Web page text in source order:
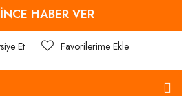
HABER VER
Et